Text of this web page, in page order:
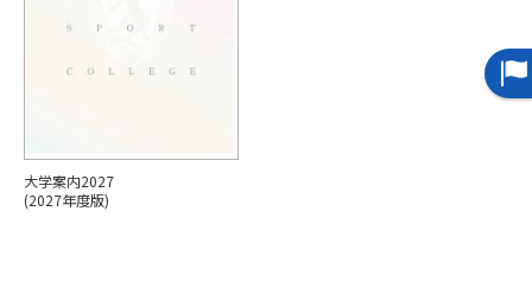
幼稚園教員資格認定試験
大学案内2027
(2027年度版)